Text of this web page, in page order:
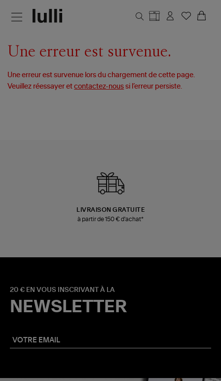
Une erreur est survenue.
Une erreur est survenue lors du chargement de cette page.
Veuillez réessayer etcontactez-nous si l’erreur persiste.
LIVRAISON GRATUITE
à partir de 150 € d'achat*
20 € EN VOUS INSCRIVANT À LA
NEWSLETTER